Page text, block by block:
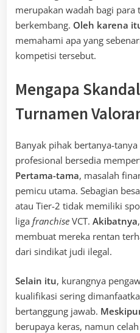
merupakan wadah bagi
berkembang. Oleh karena
memahami apa yang
kompetisi tersebut.
Mengapa
Turnamen
Banyak pihak bertanya-
profesional bersedia
Pertama-tama, masalah
pemicu utama. Sebagian
atau Tier-2 tidak memiliki
liga franchise VCT. Akibatnya
membuat mereka rentan
dari sindikat judi ilegal.
Selain itu, kurangnya
kualifikasi sering
bertanggung jawab.
berupaya keras, namun